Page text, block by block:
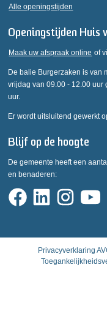
Alle openingstijden
Openingstijden Huis
Maak uw afspraak online of
De balie Burgerzaken is van
vrijdag van 09.00 - 12.00
uur.
Er wordt uitsluitend gewerkt
Blijf op de hoogte
De gemeente heeft een
en benaderen:
Privacyverklaring